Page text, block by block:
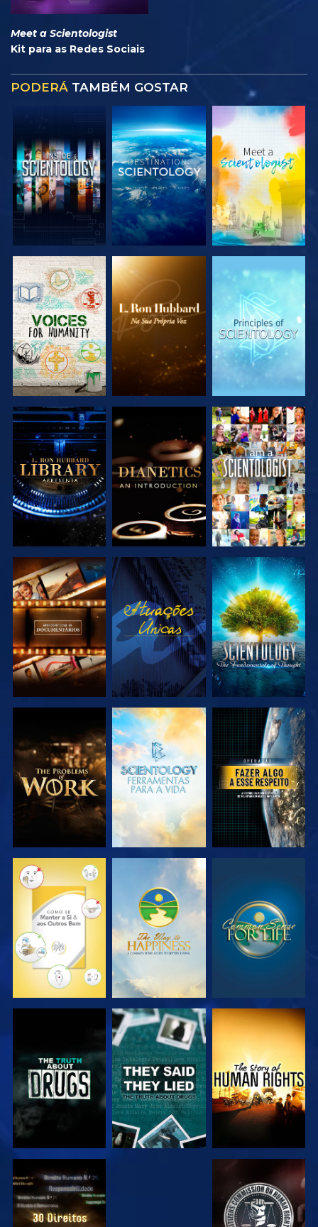
Meet a Scientologist
Kit para as Redes Sociais
PODERÁ TAMBÉM GOSTAR
EXPLORAR A
SÉRIE
EXPLORAR A
SÉRIE
EXPLORAR A
SÉRIE
EXPLORAR A
SÉRIE
EXPLORAR A
SÉRIE
VER
EXPLORAR A
SÉRIE
VER
EXPLORAR A
SÉRIE
EXPLORAR A
SÉRIE
EXPLORAR A
SÉRIE
VER
VER VER VER
VER VER
VER VER